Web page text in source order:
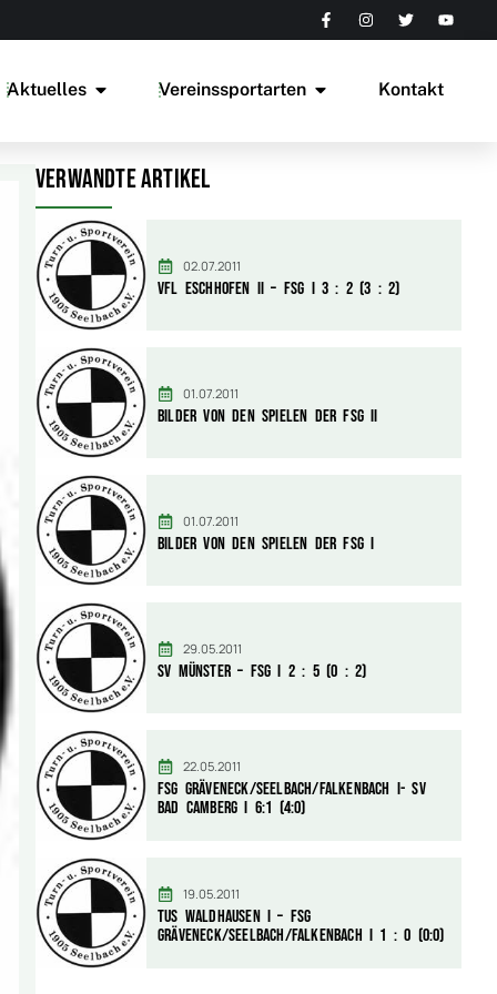
Aktuelles Vereinssportarten Kontakt
Verwandte Artikel
02.07.2011
Vfl Eschhofen II – FSG I 3 : 2 (3 : 2)
01.07.2011
Bilder von den Spielen der FSG II
01.07.2011
Bilder von den Spielen der FSG I
29.05.2011
SV Münster – FSG I 2 : 5 (0 : 2)
22.05.2011
FSG Gräveneck/Seelbach/Falkenbach I- SV
Bad Camberg I 6:1 (4:0)
19.05.2011
TuS Waldhausen I – FSG
Gräveneck/Seelbach/Falkenbach I 1 : 0 (0:0)